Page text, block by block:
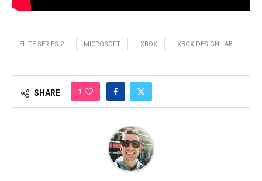
ELITE SERIES 2 MICROSOFT XBOX XBOX DESIGN LAB
SHARE 1